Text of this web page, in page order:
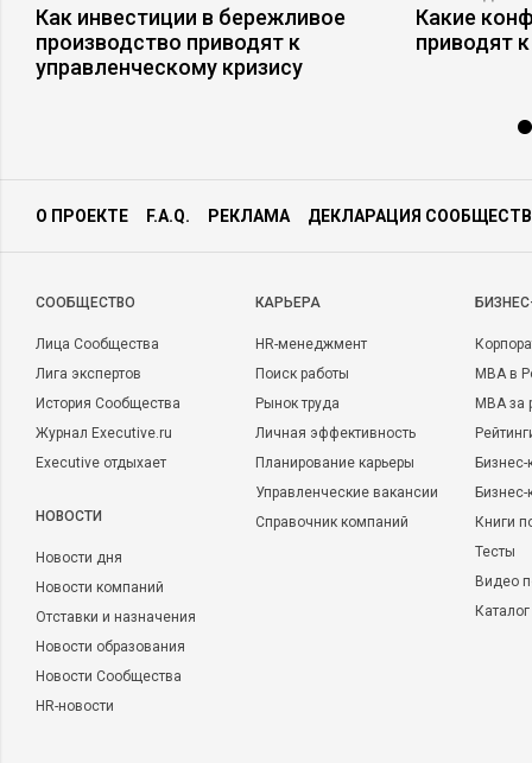
Как инвестиции в бережливое
производство приводят к
управленческому кризису
Какие
приводят
О ПРОЕКТЕ F.A.Q. РЕКЛАМА ДЕКЛАРАЦИЯ
CООБЩЕСТВО
Лица Сообщества
Лига экспертов
История Сообщества
Журнал Executive.ru
Executive отдыхает
НОВОСТИ
Новости дня
Новости компаний
Отставки и назначения
Новости образования
Новости Сообщества
HR-новости
КАРЬЕРА
HR-менеджмент
Поиск работы
Рынок труда
Личная эффективность
Планирование карьеры
Управленческие вакансии
Справочник компаний
MBA в
MBA
Бизнес-
Книги
Тесты
Видео